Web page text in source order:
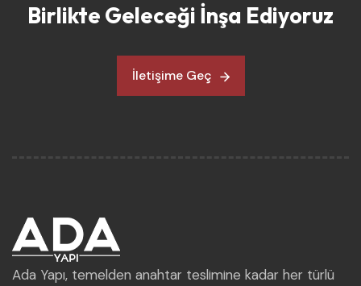
Birlikte Geleceği İnşa Ediyoruz
İletişime Geç
İletişime Geç
Ada Yapı, temelden anahtar teslimine kadar her türlü